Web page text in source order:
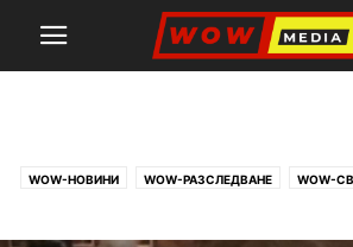
WOW-НОВИНИ WOW-РАЗСЛЕДВАНЕ WOW-